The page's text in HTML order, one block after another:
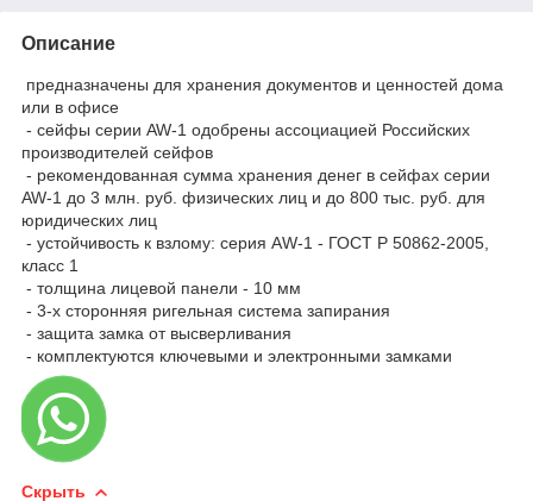
Описание
предназначены для хранения документов и ценностей дома
или в офисе
- сейфы серии AW-1 одобрены ассоциацией Российских
производителей сейфов
- рекомендованная сумма хранения денег в сейфах серии
AW-1 до 3 млн. руб. физических лиц и до 800 тыс. руб. для
юридических лиц
- устойчивость к взлому: серия АW-1 - ГОСТ Р 50862-2005,
класс 1
- толщина лицевой панели - 10 мм
- 3-х сторонняя ригельная система запирания
- защита замка от высверливания
- комплектуются ключевыми и электронными замками
Скрыть